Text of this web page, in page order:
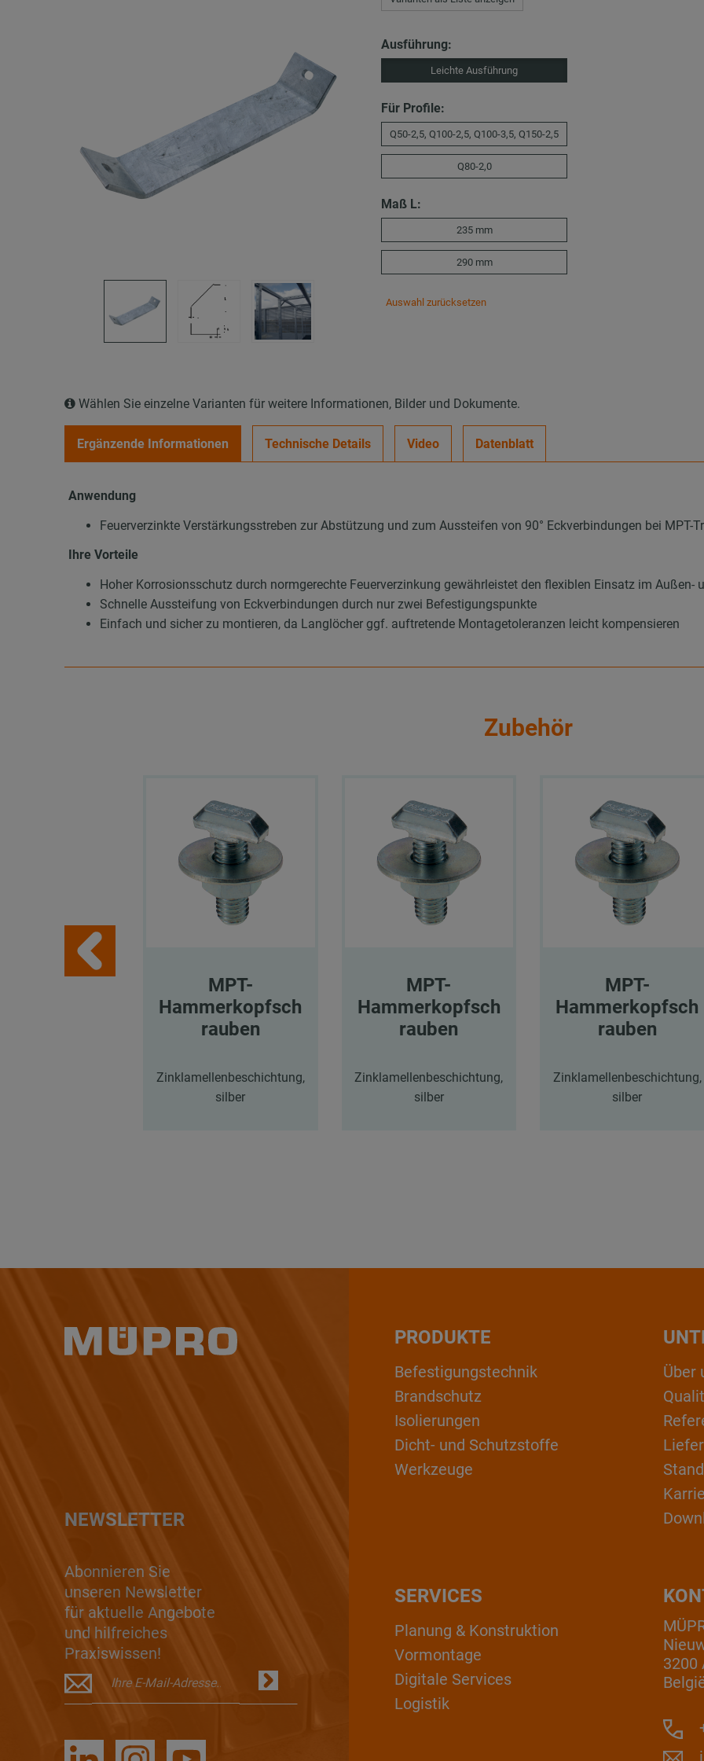
Ausführung:
Leichte Ausführung
Für Profile:
Q50-2,5, Q100-2,5, Q100-3,5, Q150-2,5
Q80-2,0
Maß L:
235 mm
290 mm
Auswahl zurücksetzen
Wählen Sie einzelne Varianten für weitere Informationen, Bilder und Dokumente.
Ergänzende Informationen Technische Details Video Datenblatt
Anwendung
Feuerverzinkte Verstärkungsstreben zur Abstützung und zum Aussteifen von 90° Eckverbindungen bei MPT-
Ihre Vorteile
Hoher Korrosionsschutz durch normgerechte Feuerverzinkung gewährleistet den flexiblen Einsatz im Außen-
Schnelle Aussteifung von Eckverbindungen durch nur zwei Befestigungspunkte
Einfach und sicher zu montieren, da Langlöcher ggf. auftretende Montagetoleranzen leicht kompensieren
Zubehör
MPT-
Hammerkopfsch
rauben
Zinklamellenbeschichtung,
silber
MPT-
Hammerkopfsch
rauben
Zinklamellenbeschichtung,
silber
MPT-
Hammerkopfsch
rauben
Zinklamellenbeschichtung,
silber
NEWSLETTER
Abonnieren Sie
unseren Newsletter
für aktuelle Angebote
und hilfreiches
Praxiswissen!
PRODUKTE
Befestigungstechnik
Brandschutz
Isolierungen
Dicht- und Schutzstoffe
Werkzeuge
Über
3200
SERVICES
Planung & Konstruktion
Vormontage
Digitale Services
Logistik